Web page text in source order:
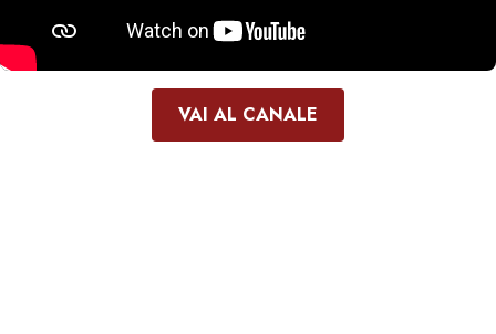
VAI AL CANALE